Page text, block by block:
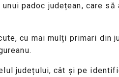
padoc județean, care
cu mai mulți primari din
județului, cât și pe